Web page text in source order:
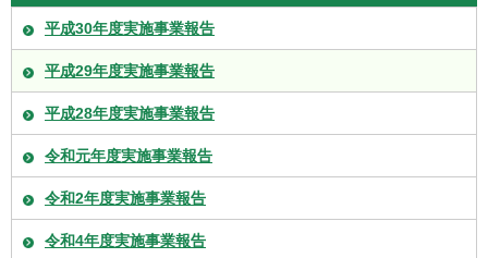
平成30年度実施事業報告
平成29年度実施事業報告
平成28年度実施事業報告
令和元年度実施事業報告
令和2年度実施事業報告
令和4年度実施事業報告